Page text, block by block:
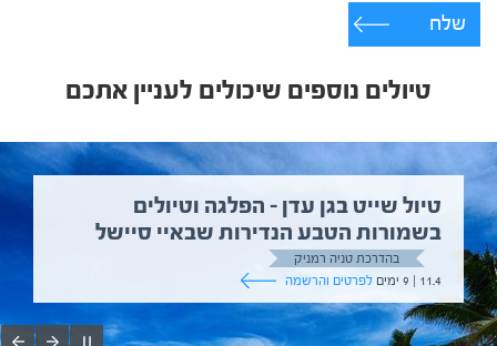
שלח
טיולים נוספים שיכולים לעניין אתכם
טיול שייט בגן עדן – הפלגה וטיולים
בשמורות הטבע הנדירות שבאיי סיישל
בהדרכת טניה רמניק
11.4 | 9 ימים
לפרטים והרשמה